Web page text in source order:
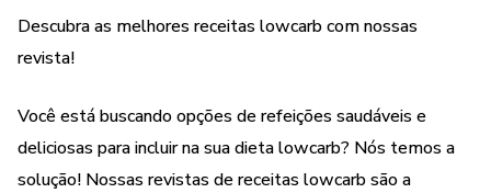
pratos deliciosos e diferenciados. Compre agora nossas
Descubra as melhores receitas lowcarb com nossas
revista!
Você está buscando opções de refeições saudáveis e
deliciosas para incluir na sua dieta lowcarb? Nós temos a
solução! Nossas revistas de receitas lowcarb são a